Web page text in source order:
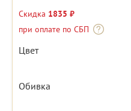
Скидка 1835 ₽
при оплате по СБП
Цвет
Обивка